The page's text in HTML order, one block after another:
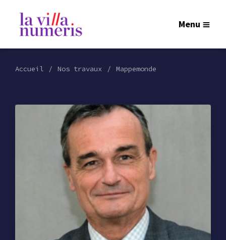
Menu
Accueil Nos travaux Mappemonde